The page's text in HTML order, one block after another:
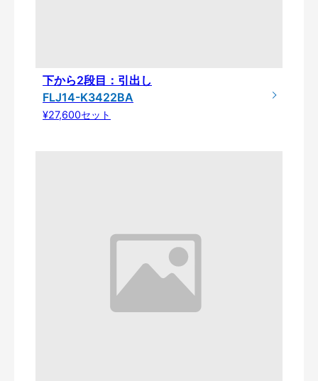
下から2段目：引出し
FLJ14-K3422BA
¥27,600セット